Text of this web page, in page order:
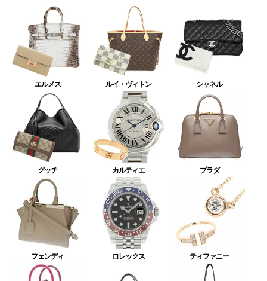
エルメス ルイ・ヴィトン シャネル
グッチ カルティエ プラダ
フェンディ ロレックス ティファニー